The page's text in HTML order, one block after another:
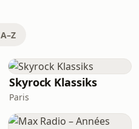
A–Z
Skyrock Klassiks
Paris